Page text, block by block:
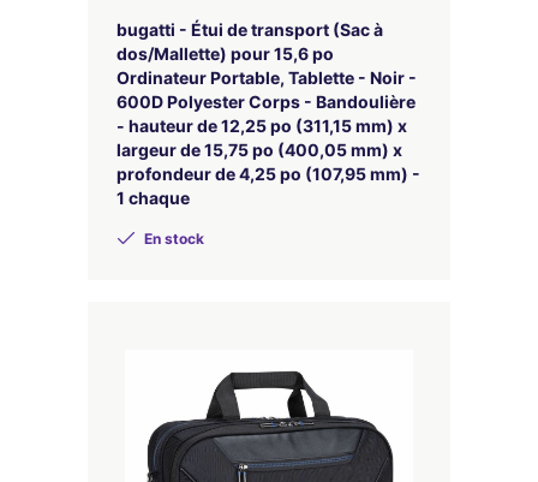
bugatti - Étui de transport (Sac à
dos/Mallette) pour 15,6 po
Ordinateur Portable, Tablette - Noir -
600D Polyester Corps - Bandoulière
- hauteur de 12,25 po (311,15 mm) x
largeur de 15,75 po (400,05 mm) x
profondeur de 4,25 po (107,95 mm) -
1 chaque
En stock